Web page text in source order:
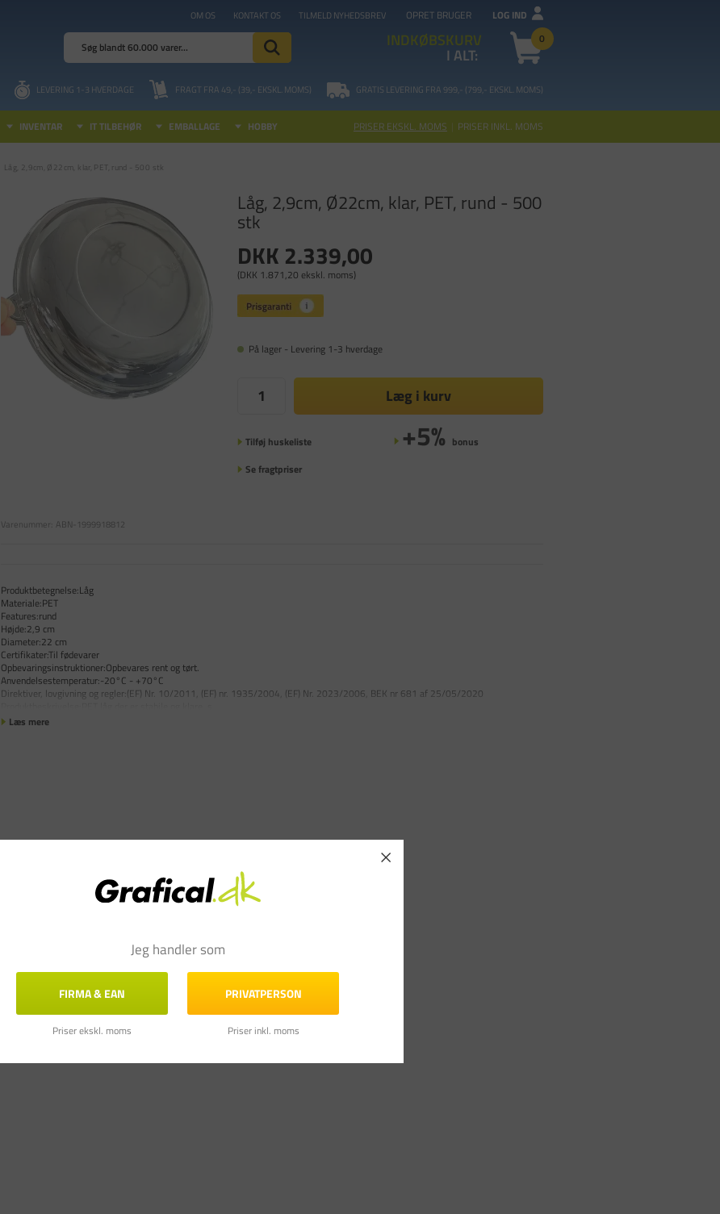
OM OS KONTAKT OS TILMELD NYHEDSBREV OPRET BRUGER LOG IND
INDKØBSKURV 0
I ALT:
LEVERING 1-3 HVERDAGE FRAGT FRA 49,- (39,- EKSKL. MOMS) GRATIS LEVERING FRA 999,- (799,- EKSKL. MOMS)
INVENTAR IT TILBEHØR EMBALLAGE HOBBY PRISER EKSKL. MOMS | PRISER INKL. MOMS
Låg, 2,9cm, Ø22cm, klar, PET, rund - 500 stk
Låg, 2,9cm, Ø22cm, klar, PET, rund - 500
stk
DKK 2.339,00
(DKK 1.871,20 ekskl. moms)
På lager - Levering 1-3 hverdage
Læg i kurv
Tilføj huskeliste +5% bonus
Se fragtpriser
Varenummer: ABN-1999918812
Produktbetegnelse:Låg
Materiale:PET
Features:rund
Højde:2,9 cm
Diameter:22 cm
Certifikater:Til fødevarer
Opbevaringsinstruktioner:Opbevares rent og tørt.
Anvendelsestemperatur:-20°C - +70°C
Direktiver, lovgivning og regler:(EF) Nr. 10/2011, (EF) nr. 1935/2004, (EF) Nr. 2023/2006, BEK nr 681 af 25/05/2020
Læs mere
Jeg handler som
FIRMA & EAN
Priser ekskl. moms
PRIVATPERSON
Priser inkl. moms